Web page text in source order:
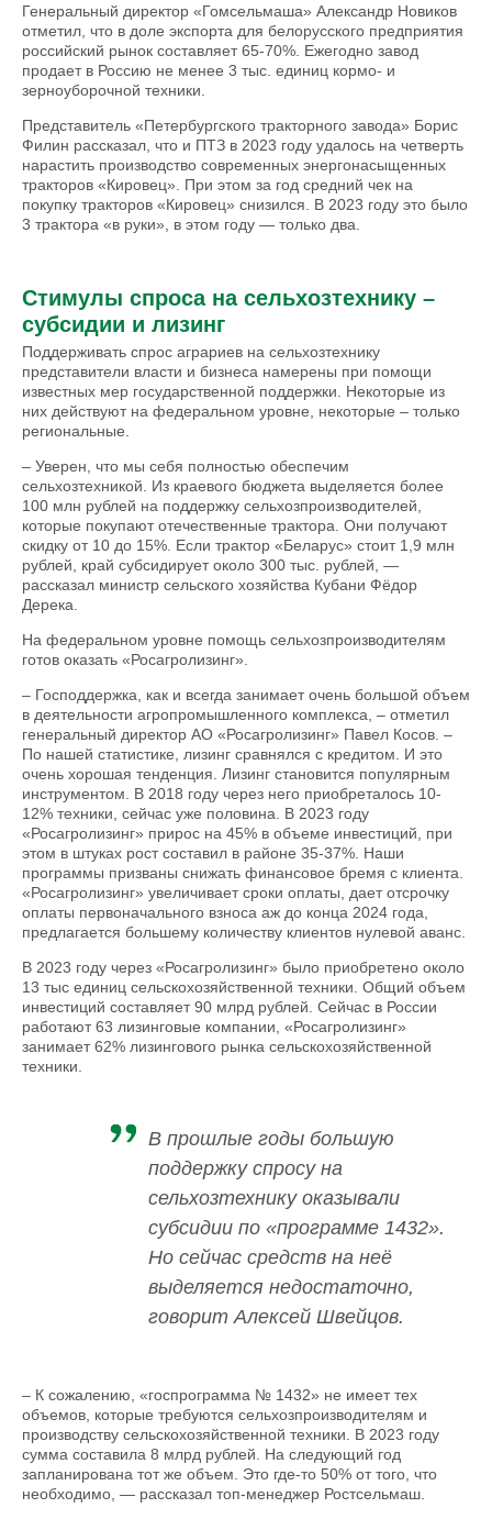
Генеральный директор «Гомсельмаша» Александр Новиков
отметил, что в доле экспорта для белорусского предприятия
российский рынок составляет 65-70%. Ежегодно завод
продает в Россию не менее 3 тыс. единиц кормо- и
зерноуборочной техники.
Представитель «Петербургского тракторного завода» Борис
Филин рассказал, что и ПТЗ в 2023 году удалось на четверть
нарастить производство современных энергонасыщенных
тракторов «Кировец». При этом за год средний чек на
покупку тракторов «Кировец» снизился. В 2023 году это было
3 трактора «в руки», в этом году — только два.
Стимулы спроса на сельхозтехнику –
субсидии и лизинг
Поддерживать спрос аграриев на сельхозтехнику
представители власти и бизнеса намерены при помощи
известных мер государственной поддержки. Некоторые из
них действуют на федеральном уровне, некоторые – только
региональные.
– Уверен, что мы себя полностью обеспечим
сельхозтехникой. Из краевого бюджета выделяется более
100 млн рублей на поддержку сельхозпроизводителей,
которые покупают отечественные трактора. Они получают
скидку от 10 до 15%. Если трактор «Беларус» стоит 1,9 млн
рублей, край субсидирует около 300 тыс. рублей, —
рассказал министр сельского хозяйства Кубани Фёдор
Дерека.
На федеральном уровне помощь сельхозпроизводителям
готов оказать «Росагролизинг».
– Господдержка, как и всегда занимает очень большой объем
в деятельности агропромышленного комплекса, – отметил
генеральный директор АО «Росагролизинг» Павел Косов. –
По нашей статистике, лизинг сравнялся с кредитом. И это
очень хорошая тенденция. Лизинг становится популярным
инструментом. В 2018 году через него приобреталось 10-
12% техники, сейчас уже половина. В 2023 году
«Росагролизинг» прирос на 45% в объеме инвестиций, при
этом в штуках рост составил в районе 35-37%. Наши
программы призваны снижать финансовое бремя с клиента.
«Росагролизинг» увеличивает сроки оплаты, дает отсрочку
оплаты первоначального взноса аж до конца 2024 года,
предлагается большему количеству клиентов нулевой аванс.
В 2023 году через «Росагролизинг» было приобретено около
13 тыс единиц сельскохозяйственной техники. Общий объем
инвестиций составляет 90 млрд рублей. Сейчас в России
работают 63 лизинговые компании, «Росагролизинг»
занимает 62% лизингового рынка сельскохозяйственной
техники.
В прошлые годы большую
поддержку спросу на
сельхозтехнику оказывали
субсидии по «программе 1432».
Но сейчас средств на неё
выделяется недостаточно,
говорит Алексей Швейцов.
– К сожалению, «госпрограмма № 1432» не имеет тех
объемов, которые требуются сельхозпроизводителям и
производству сельскохозяйственной техники. В 2023 году
сумма составила 8 млрд рублей. На следующий год
запланирована тот же объем. Это где-то 50% от того, что
необходимо, — рассказал топ-менеджер Ростсельмаш.